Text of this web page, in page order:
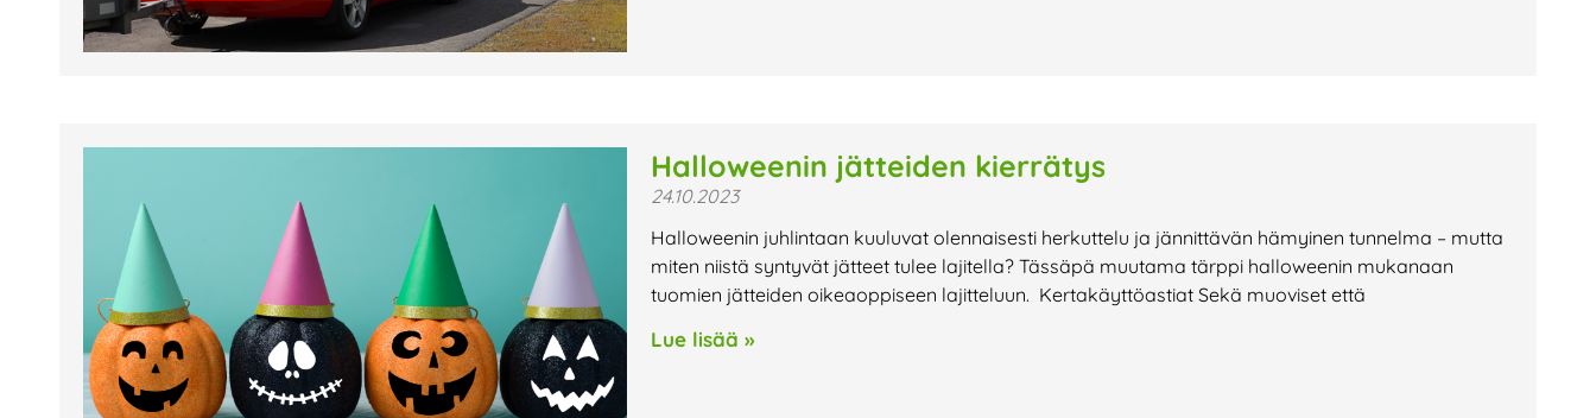
Halloweenin jätteiden kierrätys
24.10.2023
Halloweenin juhlintaan kuuluvat olennaisesti herkuttelu ja jännittävän hämyinen tunnelma – mutta
miten niistä syntyvät jätteet tulee lajitella? Tässäpä muutama tärppi halloweenin mukanaan
tuomien jätteiden oikeaoppiseen lajitteluun. Kertakäyttöastiat Sekä muoviset että
Lue lisää »